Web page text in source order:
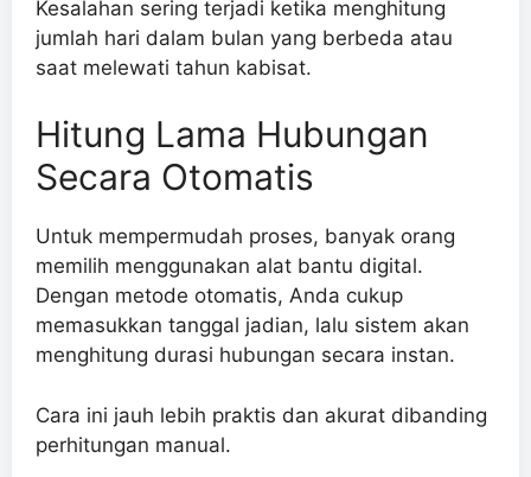
Kesalahan sering terjadi ketika menghitung
jumlah hari dalam bulan yang berbeda atau
saat melewati tahun kabisat.
Hitung Lama Hubungan
Secara Otomatis
Untuk mempermudah proses, banyak orang
memilih menggunakan alat bantu digital.
Dengan metode otomatis, Anda cukup
memasukkan tanggal jadian, lalu sistem akan
menghitung durasi hubungan secara instan.
Cara ini jauh lebih praktis dan akurat dibanding
perhitungan manual.